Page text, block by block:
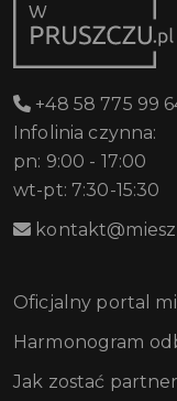
+48 58 775 99
Infolinia czynna:
pn: 9:00 - 17:00
wt-pt: 7:30-15:30
Oficjalny portal
Harmonogram
Jak zostać